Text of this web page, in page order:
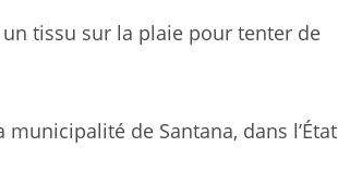
tissu sur la plaie pour tenter de
de Santana, dans l’État